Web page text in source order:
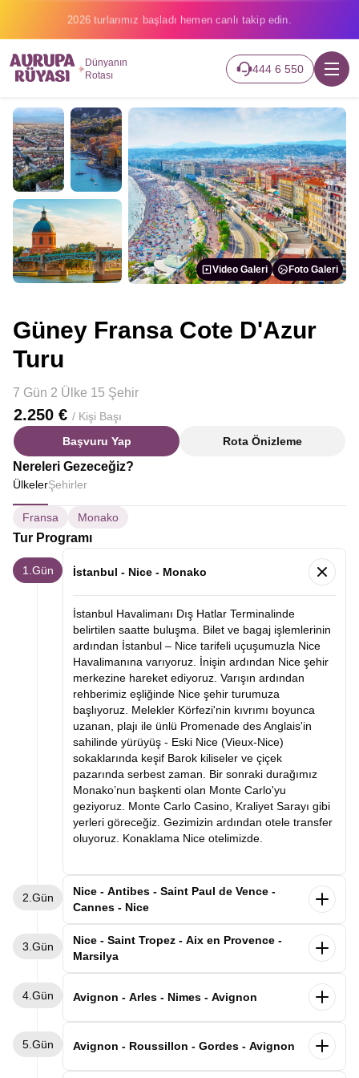
2026 turlarımız başladı hemen canlı takip edin.
Dünyanın
Rotası
444 6 550
Video Galeri Foto Galeri
Güney Fransa Cote D'Azur
Turu
7 Gün 2 Ülke 15 Şehir
2.250 € / Kişi Başı
Başvuru Yap
Rota Önizleme
Nereleri Gezeceğiz?
ÜlkelerŞehirler
Fransa Monako
Tur Programı
1.Gün İstanbul - Nice - Monako
İstanbul Havalimanı Dış Hatlar Terminalinde
belirtilen saatte buluşma. Bilet ve bagaj işlemlerinin
ardından İstanbul – Nice tarifeli uçuşumuzla Nice
Havalimanına varıyoruz. İnişin ardından Nice şehir
merkezine hareket ediyoruz. Varışın ardından
rehberimiz eşliğinde Nice şehir turumuza
başlıyoruz. Melekler Körfezi'nin kıvrımı boyunca
uzanan, plajı ile ünlü Promenade des Anglais'in
sahilinde yürüyüş - Eski Nice (Vieux-Nice)
sokaklarında keşif Barok kiliseler ve çiçek
pazarında serbest zaman. Bir sonraki durağımız
Monako’nun başkenti olan Monte Carlo'yu
geziyoruz. Monte Carlo Casino, Kraliyet Sarayı gibi
yerleri göreceğiz. Gezimizin ardından otele transfer
oluyoruz. Konaklama Nice otelimizde.
2.Gün
Nice - Antibes - Saint Paul de Vence -
Cannes - Nice
Fransız Rivierası’nın incisi Cannes, altın kumsalları,
palmiyeli caddeleri ve dünyaca ünlü film festivaliyle
Fransız lüksünü bir arada sunan bu şehir, her
Akdeniz’in mavi sularıyla tarihin zarafetini
Antibes
3.Gün
Nice - Saint Tropez - Aix en Provence -
Marsilya
ediyoruz. İlk durağımızdünyanın en ünlü tatil
Saint Tropez olacak.
gezimize başlıyoruz. Roma döneminden kalan su
4.Gün Avignon - Arles - Nimes - Avignon
Arles. Bir zamanlar Roma metropolü, bu dönemden
5.Gün Avignon - Roussillon - Gordes - Avignon